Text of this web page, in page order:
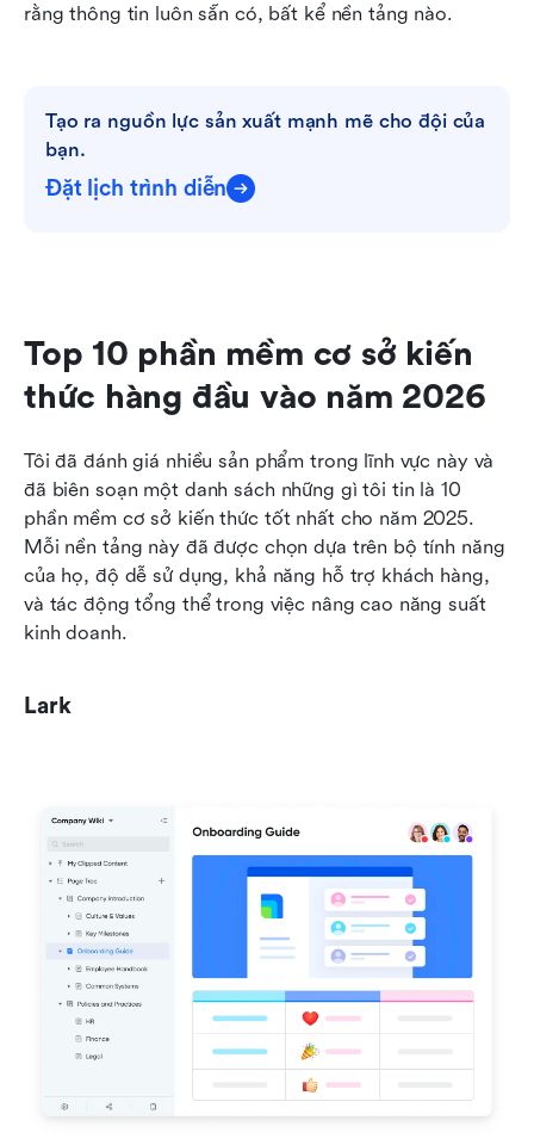
rằng thông tin luôn sẵn có, bất kể nền tảng nào.
Tạo ra nguồn lực sản xuất mạnh mẽ cho đội của
bạn.
Đặt lịch trình diễn
Top 10 phần mềm cơ sở kiến
thức hàng đầu vào năm 2026
Tôi đã đánh giá nhiều sản phẩm trong lĩnh vực này và
đã biên soạn một danh sách những gì tôi tin là 10
phần mềm cơ sở kiến thức tốt nhất cho năm 2025.
Mỗi nền tảng này đã được chọn dựa trên bộ tính năng
của họ, độ dễ sử dụng, khả năng hỗ trợ khách hàng,
và tác động tổng thể trong việc nâng cao năng suất
kinh doanh.
Lark